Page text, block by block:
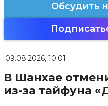
Обсудить
09.08.2026, 10:01
В Шанхае
из-за тайфуна